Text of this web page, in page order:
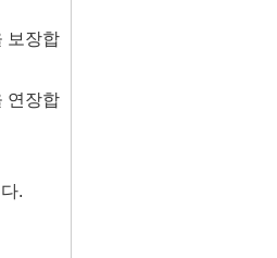
보장합
연장합
.